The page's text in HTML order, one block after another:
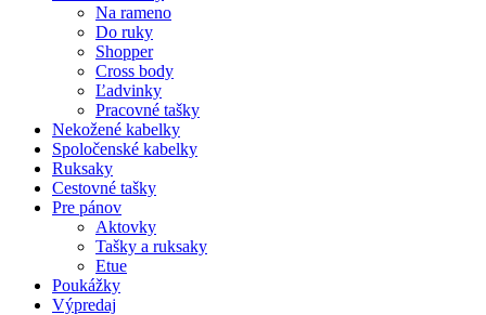
Na rameno
Do ruky
Shopper
Cross body
Ľadvinky
Pracovné tašky
Nekožené kabelky
Spoločenské kabelky
Ruksaky
Cestovné tašky
Pre pánov
Aktovky
Tašky a ruksaky
Etue
Poukážky
Výpredaj